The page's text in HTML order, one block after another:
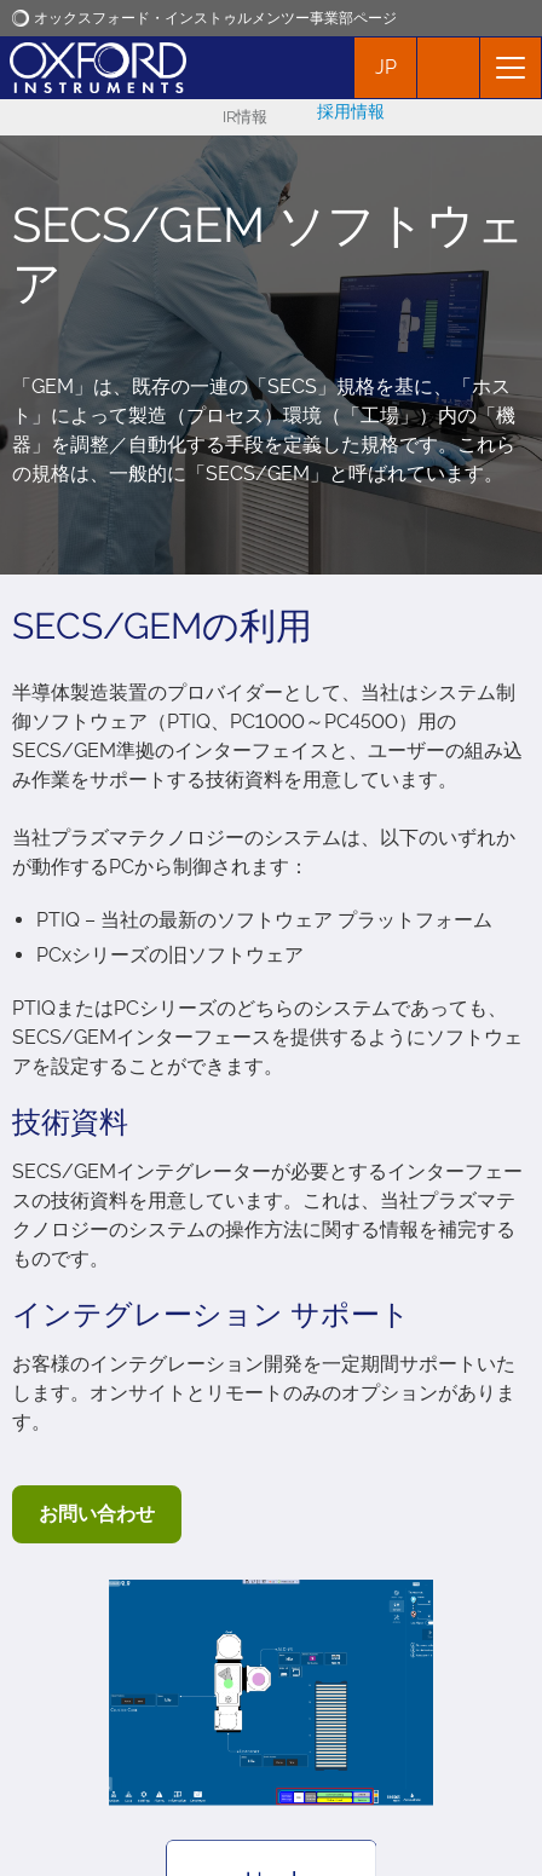
オックスフォード・インストゥルメンツー事業部ページ
オックスフォード・インストゥルメンツ
アプリケーション
プロダクト
イベント
お問い合わせ
JP
IR情報 採用情報
SECS/GEM ソフトウェ
ア
「GEM」は、既存の一連の「SECS」規格を基に、「ホス
ト」によって製造（プロセス）環境（「工場」）内の「機
器」を調整／自動化する手段を定義した規格です。これら
の規格は、一般的に「SECS/GEM」と呼ばれています。
SECS/GEMの利用
半導体製造装置のプロバイダーとして、当社はシステム制
御ソフトウェア（PTIQ、PC1000～PC4500）用の
SECS/GEM準拠のインターフェイスと、ユーザーの組み込
み作業をサポートする技術資料を用意しています。
当社プラズマテクノロジーのシステムは、以下のいずれか
が動作するPCから制御されます：
PTIQ – 当社の最新のソフトウェア プラットフォーム
PCxシリーズの旧ソフトウェア
PTIQまたはPCシリーズのどちらのシステムであっても、
SECS/GEMインターフェースを提供するようにソフトウェ
アを設定することができます。
技術資料
SECS/GEMインテグレーターが必要とするインターフェー
スの技術資料を用意しています。これは、当社プラズマテ
クノロジーのシステムの操作方法に関する情報を補完する
ものです。
インテグレーション サポート
お客様のインテグレーション開発を一定期間サポートいた
します。オンサイトとリモートのみのオプションがありま
す。
お問い合わせ